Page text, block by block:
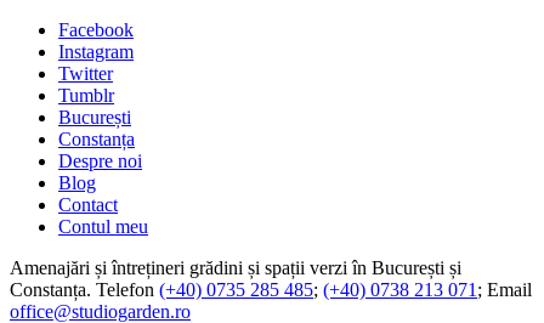
Facebook
Instagram
Twitter
Tumblr
București
Constanța
Despre noi
Blog
Contact
Contul meu
Amenajări și întrețineri grădini și spații verzi în București și
Constanța. Telefon (+40) 0735 285 485; (+40) 0738 213 071 ; Email
office@studiogarden.ro